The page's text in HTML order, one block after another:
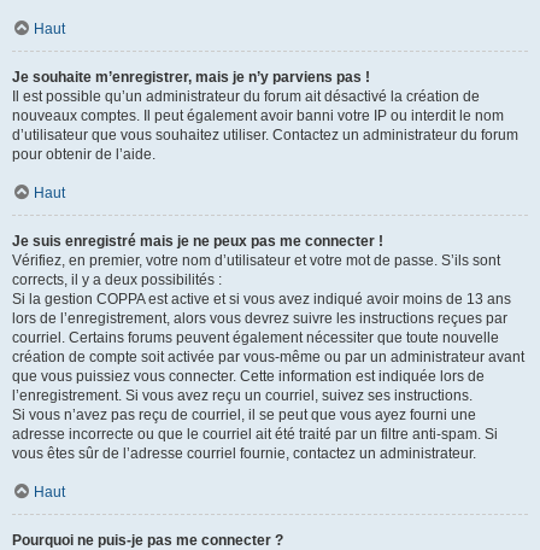
Haut
Je souhaite m’enregistrer, mais je n’y parviens pas !
Il est possible qu’un administrateur du forum ait désactivé la création de
nouveaux comptes. Il peut également avoir banni votre IP ou interdit le nom
d’utilisateur que vous souhaitez utiliser. Contactez un administrateur du forum
pour obtenir de l’aide.
Haut
Je suis enregistré mais je ne peux pas me connecter !
Vérifiez, en premier, votre nom d’utilisateur et votre mot de passe. S’ils sont
corrects, il y a deux possibilités :
Si la gestion COPPA est active et si vous avez indiqué avoir moins de 13 ans
lors de l’enregistrement, alors vous devrez suivre les instructions reçues par
courriel. Certains forums peuvent également nécessiter que toute nouvelle
création de compte soit activée par vous-même ou par un administrateur avant
que vous puissiez vous connecter. Cette information est indiquée lors de
l’enregistrement. Si vous avez reçu un courriel, suivez ses instructions.
Si vous n’avez pas reçu de courriel, il se peut que vous ayez fourni une
adresse incorrecte ou que le courriel ait été traité par un filtre anti-spam. Si
vous êtes sûr de l’adresse courriel fournie, contactez un administrateur.
Haut
Pourquoi ne puis-je pas me connecter ?